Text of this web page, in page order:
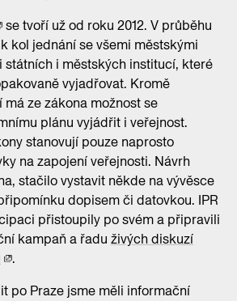
se tvoří už od roku 2012. V průběhu
kol jednání se všemi městskými
i městských institucí, které
vyjadřovat. Kromě
ze zákona možnost se
plánu vyjádřit i veřejnost.
stanovují pouze naprosto
na zapojení veřejnosti. Návrh
stačilo vystavit někde na vývěsce
dopisem či datovkou. IPR
přistoupily po svém a připravili
kampaň a řadu živých diskuzí
.
po Praze jsme měli informační